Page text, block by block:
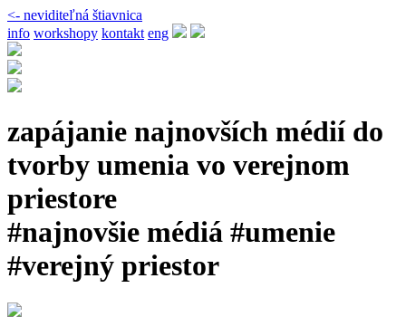
<- neviditeľná štiavnica
info workshopy kontakt eng
zapájanie najnovších médií do
tvorby umenia vo verejnom
priestore
#najnovšie médiá #umenie
#verejný priestor